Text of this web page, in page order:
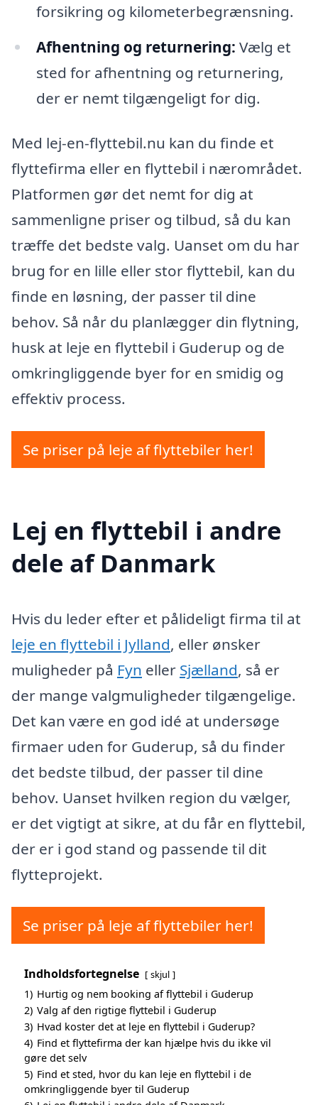
forsikring og kilometerbegrænsning.
Afhentning og returnering: Vælg et
sted for afhentning og returnering,
der er nemt tilgængeligt for dig.
Med lej-en-flyttebil.nu kan du finde et
flyttefirma eller en flyttebil i nærområdet.
Platformen gør det nemt for dig at
sammenligne priser og tilbud, så du kan
træffe det bedste valg. Uanset om du har
brug for en lille eller stor flyttebil, kan du
finde en løsning, der passer til dine
behov. Så når du planlægger din flytning,
husk at leje en flyttebil i Guderup og de
omkringliggende byer for en smidig og
effektiv process.
Se priser på leje af flyttebiler her!
Lej en flyttebil i andre
dele af Danmark
Hvis du leder efter et pålideligt firma til at
leje en flyttebil i Jylland, eller ønsker
muligheder på Fyn eller Sjælland, så er
der mange valgmuligheder tilgængelige.
Det kan være en god idé at undersøge
firmaer uden for Guderup, så du finder
det bedste tilbud, der passer til dine
behov. Uanset hvilken region du vælger,
er det vigtigt at sikre, at du får en flyttebil,
der er i god stand og passende til dit
flytteprojekt.
Se priser på leje af flyttebiler her!
Indholdsfortegnelse skjul
1) Hurtig og nem booking af flyttebil i Guderup
2) Valg af den rigtige flyttebil i Guderup
3) Hvad koster det at leje en flyttebil i Guderup?
4) Find et flyttefirma der kan hjælpe hvis du ikke vil
gøre det selv
5) Find et sted, hvor du kan leje en flyttebil i de
omkringliggende byer til Guderup